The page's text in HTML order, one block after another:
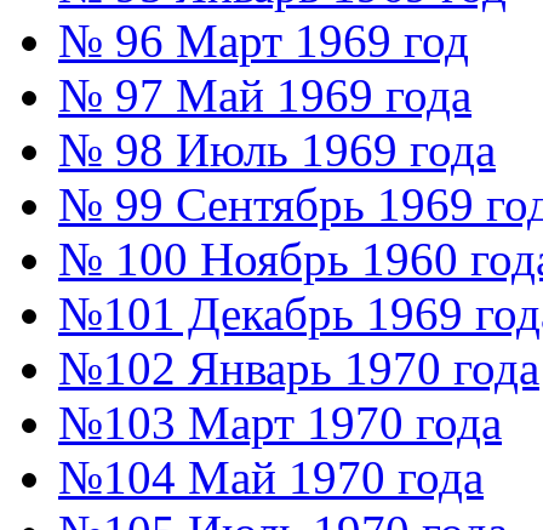
№ 96 Март 1969 год
№ 97 Май 1969 года
№ 98 Июль 1969 года
№ 99 Сентябрь 1969
№ 100 Ноябрь 1960
№101 Декабрь 1969
№102 Январь 1970 года
№103 Март 1970 года
№104 Май 1970 года